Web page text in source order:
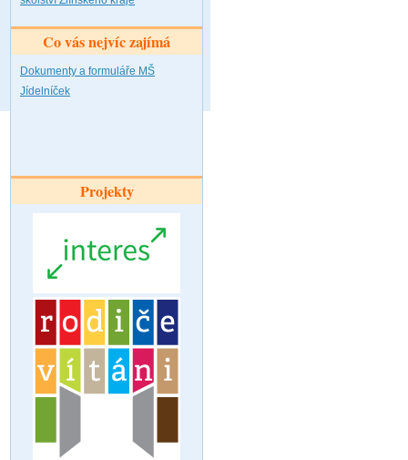
Co vás nejvíc zajímá
Dokumenty a formuláře MŠ
Jídelníček
Projekty